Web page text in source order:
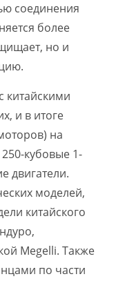
соединения
более
но и
китайскими
и в итоге
на
кубовые 1-
двигатели.
моделей,
китайского
Megelli. Также
по части